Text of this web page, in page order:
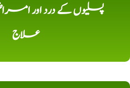
پسلیوں کے درد اور
علاج